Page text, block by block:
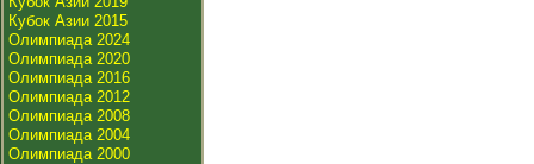
Кубок Азии 2015
Олимпиада 2024
Олимпиада 2020
Олимпиада 2016
Олимпиада 2012
Олимпиада 2008
Олимпиада 2004
Олимпиада 2000